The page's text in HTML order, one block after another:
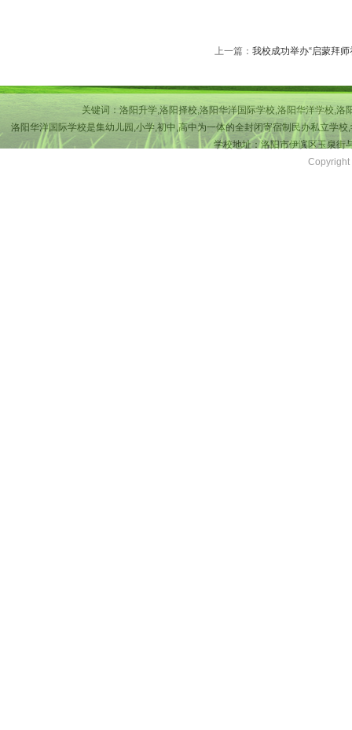
上一篇： 我校成功举办“启蒙拜师
关键词：洛阳升学,洛阳择校,洛阳华洋国际学校,洛阳华洋学校,
洛阳华洋国际学校是集幼儿园,小学,初中,高中为一体的全封闭寄宿制民办私立学
学校地址：洛阳市伊滨区玉泉街
Copyright